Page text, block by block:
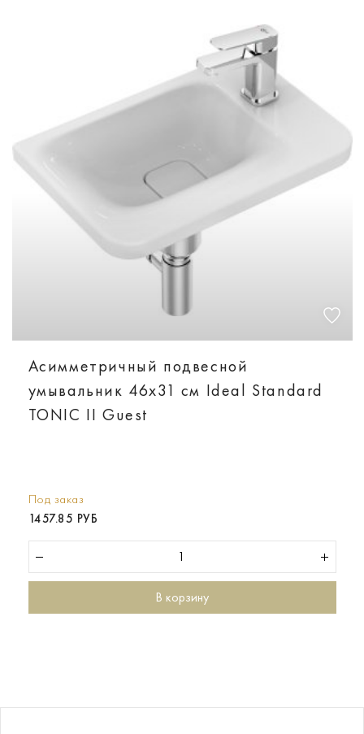
Асимметричный подвесной
умывальник 46x31 см Ideal Standard
TONIC II Guest
Под заказ
1457.85 РУБ
В корзину